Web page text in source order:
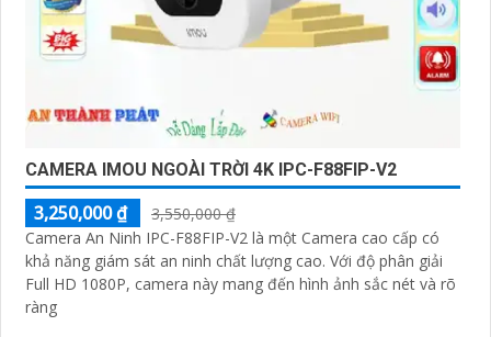
CAMERA IMOU NGOÀI TRỜI 4K IPC-F88FIP-V2
3,250,000 ₫
3,550,000 ₫
Camera An Ninh IPC-F88FIP-V2 là một Camera cao cấp có
khả năng giám sát an ninh chất lượng cao. Với độ phân giải
Full HD 1080P, camera này mang đến hình ảnh sắc nét và rõ
ràng